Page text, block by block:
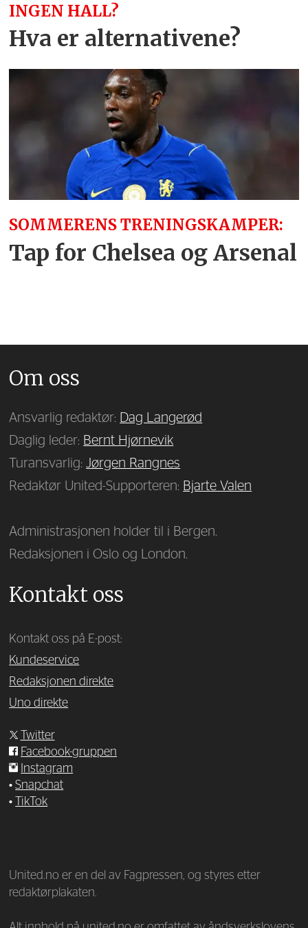
INGEN HALL?
Hva er alternativene?
SOMMERENS TRENINGSKAMPER:
Tap for Chelsea og Arsenal
Om oss
Ansvarlig redaktør: Dag Langerød
Daglig leder: Bernt Hjørnevik
Turansvarlig:Jørgen Rangnes
Redaktør United-Supporteren: Bjarte Valen
Administrasjonen holder til i Bergen.
Redaksjonen i Oslo og London.
Kontakt oss
Kontakt oss på E-post:
Kundeservice
Redaksjonen direkte
Uno direkte
Twitter
Facebook-gruppen
Instagram
•Snapchat
•
TikTok
United.no er en del av Fagpressen, og styres etter
redaktørplakaten.